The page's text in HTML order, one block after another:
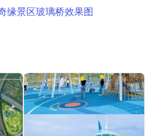
缘景区玻璃桥效果图